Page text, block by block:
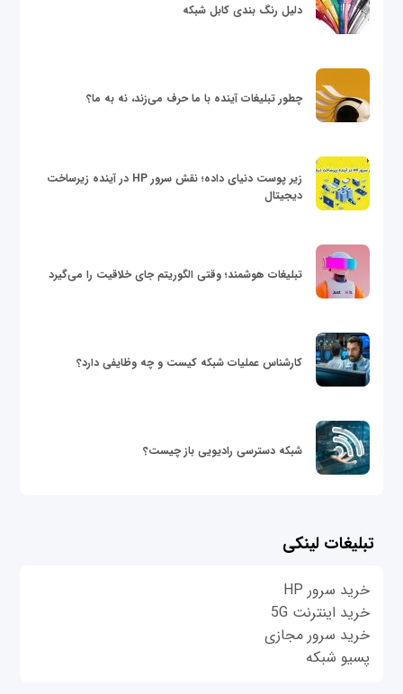
دلیل رنگ بندی کابل شبکه
چطور تبلیغات آینده با ما حرف می‌زند، نه به ما؟
زیر پوست دنیای داده؛ نقش سرور HP در آینده زیرساخت
دیجیتال
تبلیغات هوشمند؛ وقتی الگوریتم جای خلاقیت را می‌گیرد
کارشناس عملیات شبکه کیست و چه وظایفی دارد؟
شبکه دسترسی رادیویی باز چیست؟
تبلیغات لینکی
خرید سرور HP
خرید اینترنت 5G
خرید سرور مجازی
پسیو شبکه